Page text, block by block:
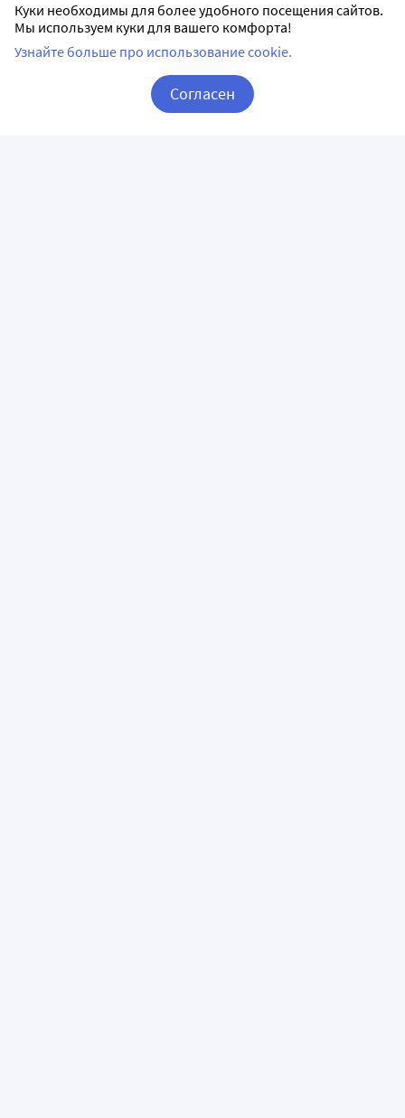
Куки необходимы для более удобного посещения сайтов.
Мы используем куки для вашего комфорта!
Узнайте больше про использование cookie.
Согласен